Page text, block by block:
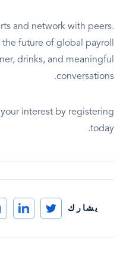
and network with peers.
future of global payroll
drinks, and meaningful
conversations.
your interest by registering
today.
يشارك
Twitter